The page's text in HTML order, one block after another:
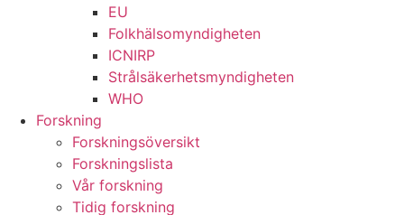
EU
Folkhälsomyndigheten
ICNIRP
Strålsäkerhetsmyndigheten
WHO
Forskning
Forskningsöversikt
Forskningslista
Vår forskning
Tidig forskning